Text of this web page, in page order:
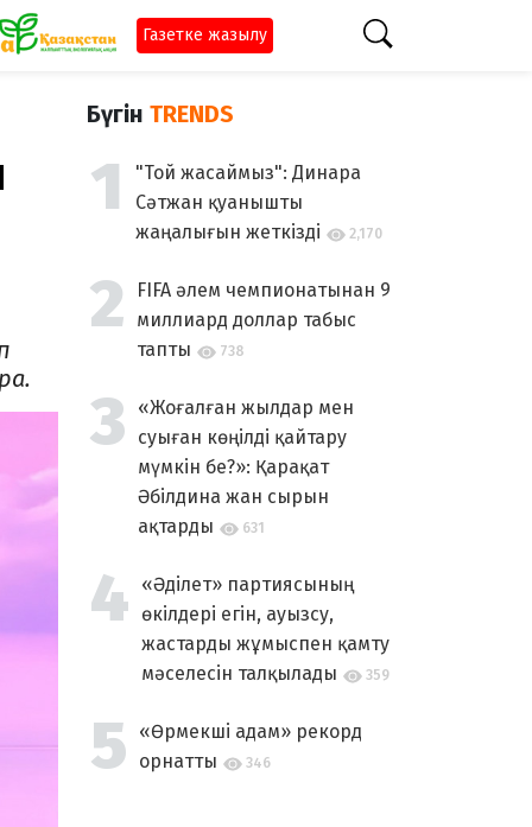
Газетке жазылу
Бүгін TRENDS
"Той жасаймыз": Динара
Сәтжан қуанышты
жаңалығын жеткізді
2,170
FIFA әлем чемпионатынан 9
миллиард доллар табыс
тапты
738
«Жоғалған жылдар мен
суыған көңілді қайтару
мүмкін бе?»: Қарақат
Әбілдина жан сырын
ақтарды
631
«Әділет» партиясының
өкілдері егін, ауызсу,
жастарды жұмыспен қамту
мәселесін талқылады
359
«Өрмекші адам» рекорд
орнатты
346